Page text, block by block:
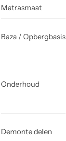
Matrasmaat
Baza / Opbergbasis
Onderhoud
Demonte delen